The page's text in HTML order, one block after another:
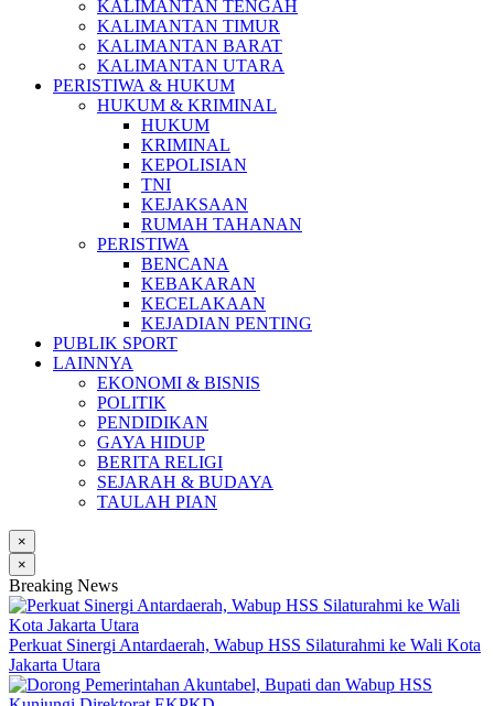
KALIMANTAN TENGAH
KALIMANTAN TIMUR
KALIMANTAN BARAT
KALIMANTAN UTARA
PERISTIWA & HUKUM
HUKUM & KRIMINAL
HUKUM
KRIMINAL
KEPOLISIAN
TNI
KEJAKSAAN
RUMAH TAHANAN
PERISTIWA
BENCANA
KEBAKARAN
KECELAKAAN
KEJADIAN PENTING
PUBLIK SPORT
LAINNYA
EKONOMI & BISNIS
POLITIK
PENDIDIKAN
GAYA HIDUP
BERITA RELIGI
SEJARAH & BUDAYA
TAULAH PIAN
×
×
Breaking News
Perkuat Sinergi Antardaerah, Wabup HSS Silaturahmi ke Wali Kota
Jakarta Utara